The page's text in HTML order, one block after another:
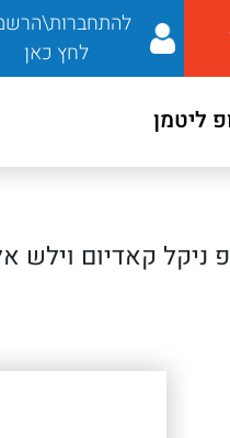
לחץ כאן
ליטמן